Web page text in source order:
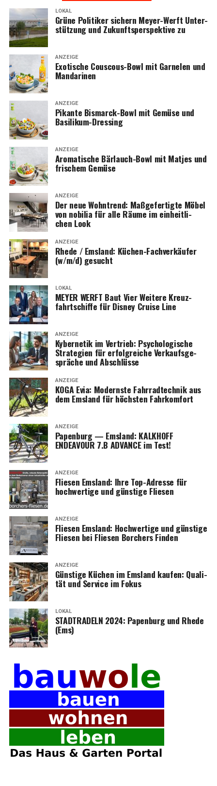
LOKAL
Grü­ne Poli­ti­ker sichern Mey­er-Werft Unter­
stüt­zung und Zukunfts­per­spek­ti­ve zu
ANZEIGE
Exo­ti­sche Cous­cous-Bowl mit Gar­ne­len und
Mandarinen
ANZEIGE
Pikan­te Bis­marck-Bowl mit Gemü­se und
Basilikum-Dressing
ANZEIGE
Aro­ma­ti­sche Bär­lauch-Bowl mit Mat­jes und
fri­schem Gemüse
ANZEIGE
Der neue Wohn­trend: Maß­ge­fer­tig­te Möbel
von nobi­lia für alle Räu­me im ein­heit­li­
chen Look
ANZEIGE
Rhe­de / Ems­land: Küchen-Fach­ver­käu­fer
(w/m/d) gesucht
LOKAL
MEYER WERFT Baut Vier Wei­te­re Kreuz­
fahrt­schif­fe für Dis­ney Crui­se Line
ANZEIGE
Kyber­ne­tik im Ver­trieb: Psy­cho­lo­gi­sche
Stra­te­gien für erfolg­rei­che Ver­kaufs­ge­
sprä­che und Abschlüsse
ANZEIGE
KOGA Evia: Moderns­te Fahr­rad­tech­nik aus
dem Ems­land für höchs­ten Fahrkomfort
ANZEIGE
Papen­burg — Ems­land: KALKHOFF
ENDEAVOUR 7.B ADVANCE im Test!
ANZEIGE
Flie­sen Ems­land: Ihre Top-Adres­se für
hoch­wer­ti­ge und güns­ti­ge Fliesen
ANZEIGE
Flie­sen Ems­land: Hoch­wer­ti­ge und güns­ti­ge
Flie­sen bei Flie­sen Bor­chers Finden
ANZEIGE
Güns­ti­ge Küchen im Ems­land kau­fen: Qua­li­
tät und Ser­vice im Fokus
LOKAL
STADTRADELN 2024: Papen­burg und Rhe­de
(Ems)